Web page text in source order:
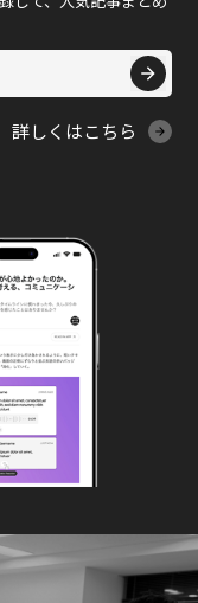
詳しくはこちら